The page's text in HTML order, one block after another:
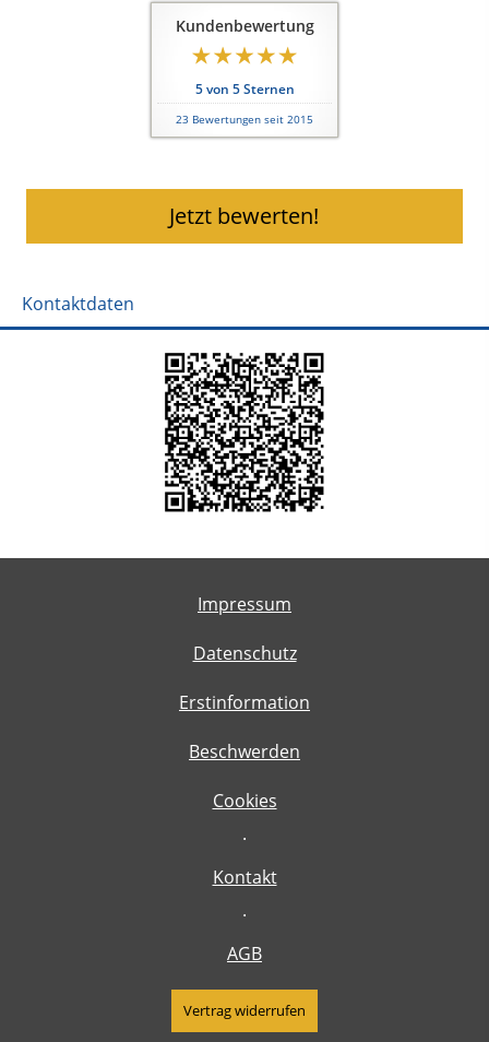
Kundenbewertung
5von 5Sternen
23 Bewertungen seit 2015
Jetzt bewerten!
Kontaktdaten
Impressum
Datenschutz
Erstinformation
Beschwerden
Cookies
·
Kontakt
·
AGB
Vertrag widerrufen